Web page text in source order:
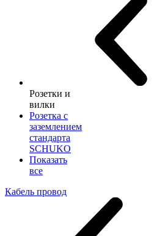
Розетки и
вилки
Розетка с
заземлением
стандарта
SCHUKO
Показать
все
Кабель провод